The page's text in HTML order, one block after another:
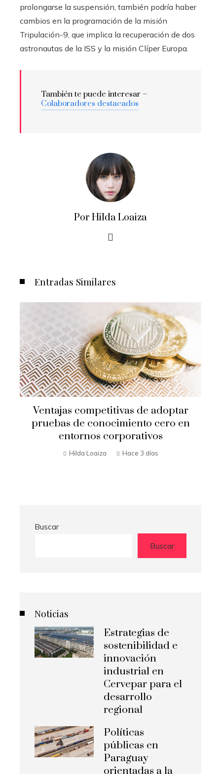
prolongarse la suspensión, también podría haber
cambios en la programación de la misión
Tripulación-9, que implica la recuperación de dos
astronautas de la ISS y la misión Clíper Europa.
También te puede interesar –
Colaboradores destacados
Por Hilda Loaiza
Entradas Similares
Ventajas competitivas de adoptar
pruebas de conocimiento cero en
entornos corporativos
Hilda Loaiza Hace 3 días
Buscar
Buscar
Noticias
Estrategias de
sostenibilidad e
innovación
industrial en
Cervepar para el
desarrollo
regional
Políticas
públicas en
Paraguay
orientadas a la